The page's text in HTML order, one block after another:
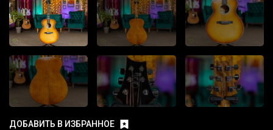
ДОБАВИТЬ В ИЗБРАННОЕ